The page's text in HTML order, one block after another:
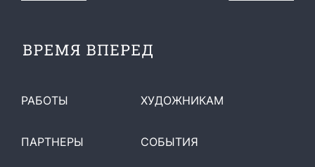
РАБОТЫ ХУДОЖНИКАМ
ПАРТНЕРЫ СОБЫТИЯ